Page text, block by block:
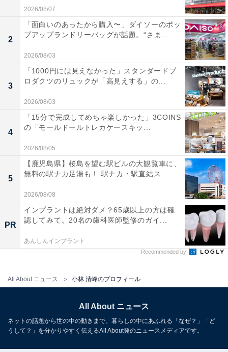
All About ニュース 小林 清峰のプロフィール
2026/08/07
2
「面白いのあったから購入〜」ダイソーのポッ
プアップランドリーバッグが話題。“さま...
2026/08/03
3
「1000円には見えなかった」スタンダードプ
ロダクツのリュックが「高見えする」の...
2026/08/03
4
「15分で完成してめちゃ楽しかった」3COINS
の「モールドールトレカケースキッ...
2026/08/05
5
【鹿児島県】桜島を望む駅ビルの大観覧車に、
無料の駅ナカ足湯も！ 駅ナカ・駅直結ス...
2026/08/08
PR
インプラントは絶対ダメ？65歳以上の方は確
認してみて。20名の歯科医師監修のガイ...
あんしんインプラント
Recommended by
All About ニュース
ネットの話題から世の中の動きまで、暮らしの中にあふれる「なぜ？」「ど
うして？」を分かりやすく伝えるAll About発のニュースメディアです。